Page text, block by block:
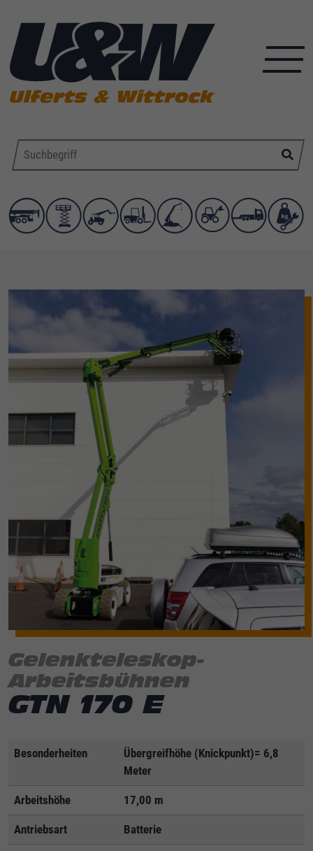
Gelenkteleskop-
Arbeitsbühnen
GTN 170 E
Besonderheiten
Übergreifhöhe (Knickpunkt)= 6,8
Meter
Arbeitshöhe 17,00 m
Antriebsart Batterie